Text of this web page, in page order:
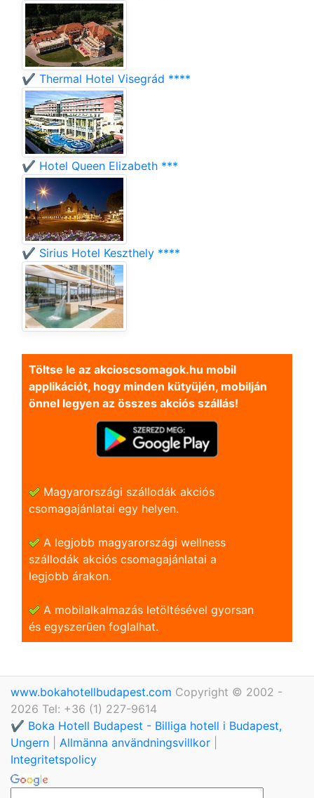
✔️ Thermal Hotel Visegrád ****
✔️ Hotel Queen Elizabeth ***
✔️ Sirius Hotel Keszthely ****
Töltse le az akcioscsomagok.hu mobil
applikációt, hogy minden kütyüjén, mobilján
önnel legyen az összes akciós szállás!
Magyarországi szállodák akciós
csomagajánlatai egy helyen.
A legjobb magyarországi wellness
szállodák akciós csomagajánlatai a
legjobb árakon.
A mobilalkalmazás letöltésével gyorsan
és egyszerũen foglalhat.
www.bokahotellbudapest.com Copyright © 2002 -
2026 Tel: +36 (1) 227-9614
✔️ Boka Hotell Budapest - Billiga hotell i Budapest,
Ungern
Allmänna användningsvillkor
Integritetspolicy